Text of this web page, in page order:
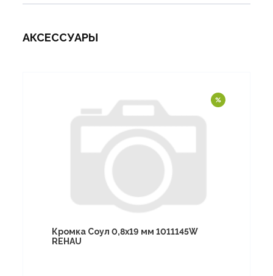
АКСЕССУАРЫ
Кромка Соул 0,8х19 мм 1011145W
REHAU